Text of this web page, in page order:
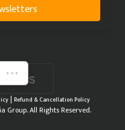
| Refund & Cancellation Policy
Group. All Rights Reserved.